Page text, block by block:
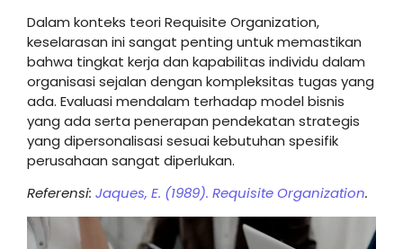
Dalam konteks teori Requisite Organization,
keselarasan ini sangat penting untuk memastikan
bahwa tingkat kerja dan kapabilitas individu dalam
organisasi sejalan dengan kompleksitas tugas yang
ada. Evaluasi mendalam terhadap model bisnis
yang ada serta penerapan pendekatan strategis
yang dipersonalisasi sesuai kebutuhan spesifik
perusahaan sangat diperlukan.
Referensi: Jaques, E. (1989). Requisite Organization.